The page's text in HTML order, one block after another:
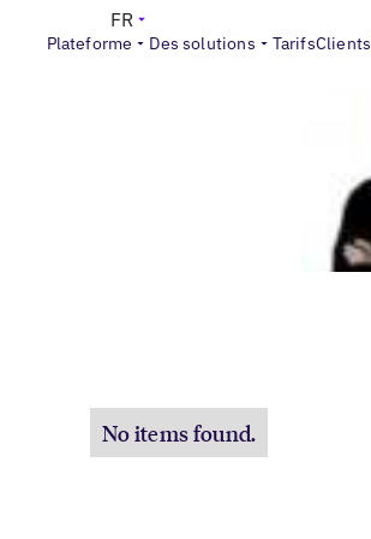
Plateforme Des solutions TarifsClients
FR
No items found.